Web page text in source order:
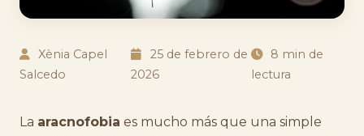
Xènia Capel
Salcedo
25 de febrero de
2026
8 min de
lectura
La aracnofobia es mucho más que una simple